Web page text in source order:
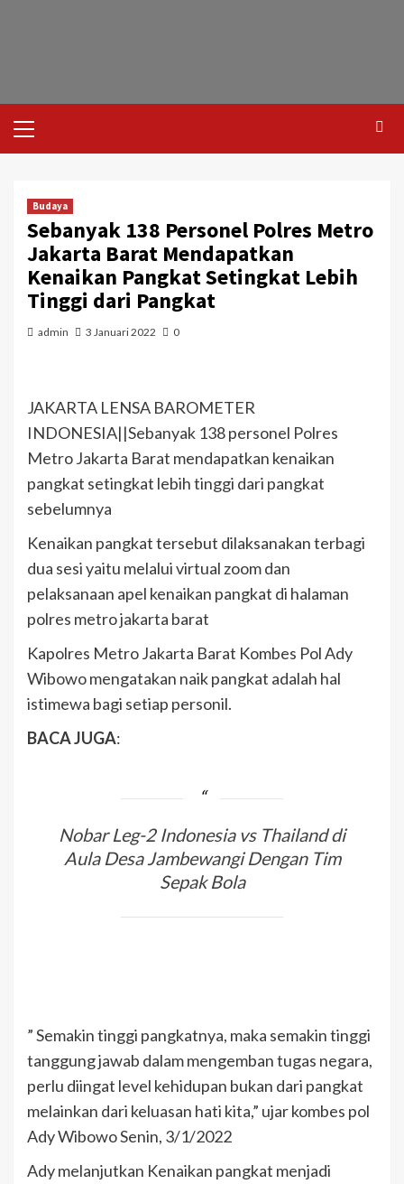
Budaya
Sebanyak 138 Personel Polres Metro
Jakarta Barat Mendapatkan
Kenaikan Pangkat Setingkat Lebih
Tinggi dari Pangkat
admin 3 Januari 2022 0
JAKARTA LENSA BAROMETER
INDONESIA||Sebanyak 138 personel Polres
Metro Jakarta Barat mendapatkan kenaikan
pangkat setingkat lebih tinggi dari pangkat
sebelumnya
Kenaikan pangkat tersebut dilaksanakan terbagi
dua sesi yaitu melalui virtual zoom dan
pelaksanaan apel kenaikan pangkat di halaman
polres metro jakarta barat
Kapolres Metro Jakarta Barat Kombes Pol Ady
Wibowo mengatakan naik pangkat adalah hal
istimewa bagi setiap personil.
BACA JUGA:
Nobar Leg-2 Indonesia vs Thailand di
Aula Desa Jambewangi Dengan Tim
Sepak Bola
” Semakin tinggi pangkatnya, maka semakin tinggi
tanggung jawab dalam mengemban tugas negara,
perlu diingat level kehidupan bukan dari pangkat
melainkan dari keluasan hati kita,” ujar kombes pol
Ady Wibowo Senin, 3/1/2022
Ady melanjutkan Kenaikan pangkat menjadi